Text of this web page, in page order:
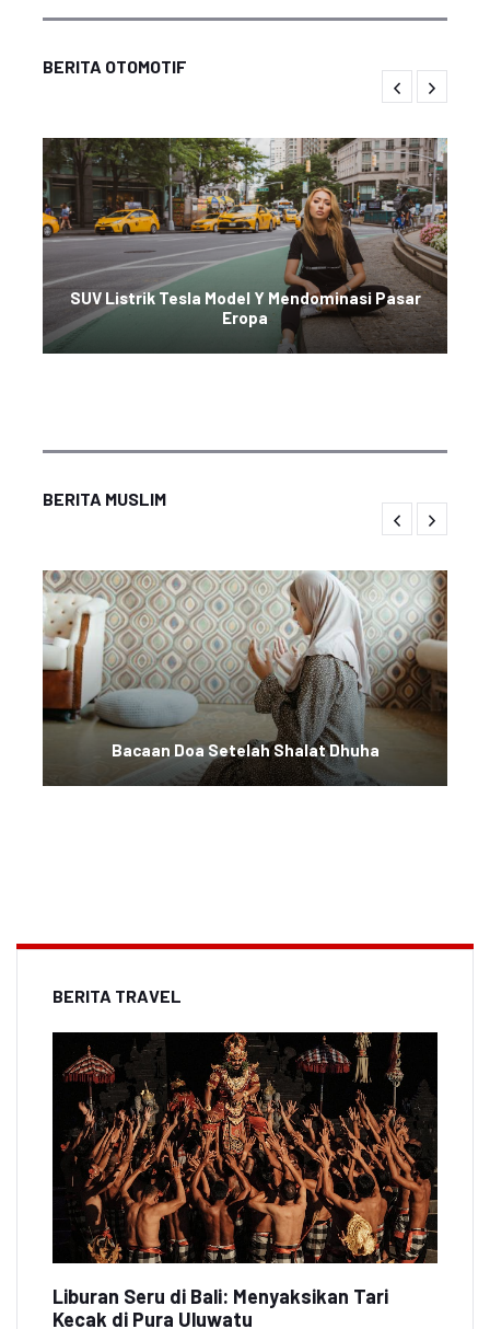
BERITA OTOMOTIF
SUV Listrik Tesla Model Y Mendominasi Pasar
Eropa
BERITA MUSLIM
Bacaan Doa Setelah Shalat Dhuha
BERITA TRAVEL
Liburan Seru di Bali: Menyaksikan Tari
Kecak di Pura Uluwatu